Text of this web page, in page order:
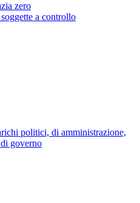
zero
a controllo
politici, di amministrazione,
governo